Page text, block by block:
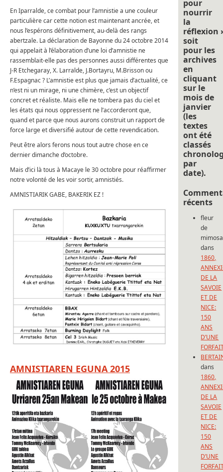
En Iparralde, ce combat pour l’amnistie a une couleur
particulière car cette notion est maintenant ancrée, et
nous l’espérons définitivement, au-delà des rangs
abertzale. La déclaration de Bayonne du 24 octobre 2014
qui appelait à l’élaboration d’une loi d’amnistie ne
rassemblait-elle pas des personnes aussi différentes que
J-R Etchegaray, X. Larralde, J.Bortayru, M.Brisson ou
F.Espagnac ? L’amnistie est plus que jamais d’actualité, ce
n’est ni un mirage, ni une chimère, c’est un objectif
concret et réaliste. Mais elle ne tombera pas du ciel et
les états qui nous oppressent ne l’accorderont que,
quand et parce que nous aurons construit un rapport de
force large et diversifié autour de cette revendication.
Peut être alors ferons nous tout autre chose en ce
dernier dimanche d’octobre.
Mais d’ici là tous à Macaye le 30 octobre pour réaffirmer
notre volonté de les voir sortir, amnistiés.
AMNISTIARIK GABE, BAKERIK EZ !
AMNISTIAREN EGUNA 2015
pour
nourrir
la
réflexion
soit
pour les
archives
en
cliquant
sur le
mois de
janvier
(les
textes
ont été
classés
par
date).
récents
fleur
de
mimosa
dans
1860,
DE LA
SAVOIE
ET DE
NICE:
150
ANS
D’UNE
dans
1860,
DE LA
SAVOIE
ET DE
NICE:
150
ANS
D’UNE